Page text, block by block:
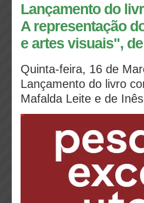
Lançamento do
A representação
e artes visuais",
Quinta-feira, 16 de
Lançamento do livro
Mafalda Leite e de